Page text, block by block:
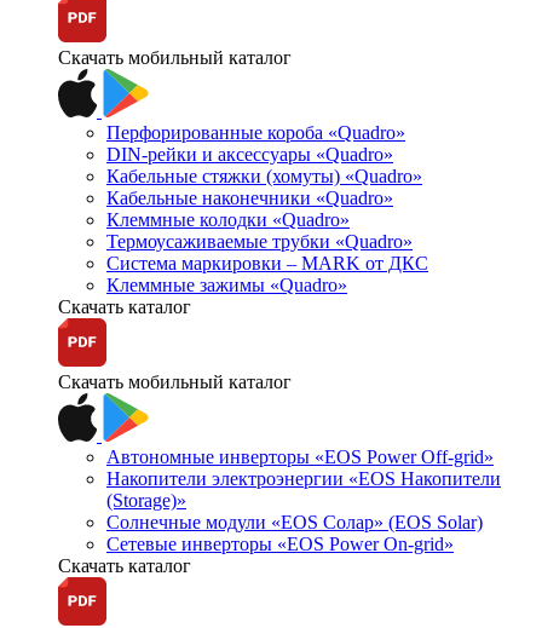
Скачать мобильный каталог
Перфорированные короба «Quadro»
DIN-рейки и аксессуары «Quadro»
Кабельные стяжки (хомуты) «Quadro»
Кабельные наконечники «Quadro»
Клеммные колодки «Quadro»
Термоусаживаемые трубки «Quadro»
Система маркировки – MARK от ДКС
Клеммные зажимы «Quadro»
Скачать каталог
Скачать мобильный каталог
Автономные инверторы «EOS Power Off-grid»
Накопители электроэнергии «EOS Накопители
(Storage)»
Солнечные модули «EOS Солар» (EOS Solar)
Сетевые инверторы «EOS Power On-grid»
Скачать каталог